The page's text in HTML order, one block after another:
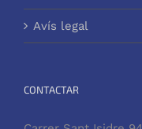
Avís legal
CONTACTAR